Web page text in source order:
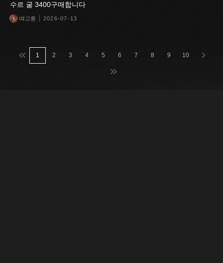
수르 굴 3400구매합니다
떄고롱 2026-07-13
맨처음
1 2 3 4 5 6 7 8 9 10